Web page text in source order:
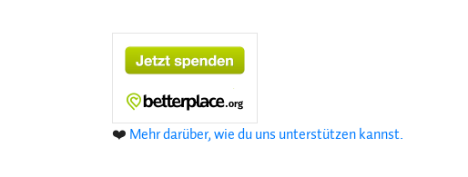
❤️ Mehr darüber, wie du uns unterstützen kannst.